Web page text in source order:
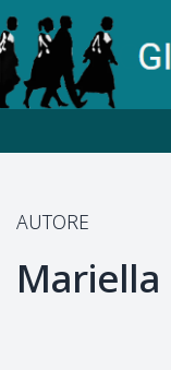
AUTORE
Mariella